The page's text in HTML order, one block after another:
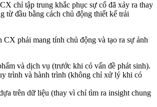
chỉ tập trung khắc phục sự cố đã xảy ra thay
từ đầu bằng cách chủ động thiết kế trải
CX phải mang tính chủ động và tạo ra sự ảnh
và dịch vụ (trước khi có vấn đề phát sinh).
trình và hành trình (không chỉ xử lý khi có
trên dữ liệu (thay vì chỉ tìm ra insight chung